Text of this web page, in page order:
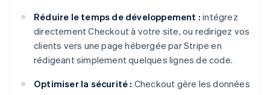
Réduire le temps de développement : intégrez
directement Checkout à votre site, ou redirigez vos
clients vers une page hébergée par Stripe en
rédigeant simplement quelques lignes de code.
Optimiser la sécurité : Checkout gère les données